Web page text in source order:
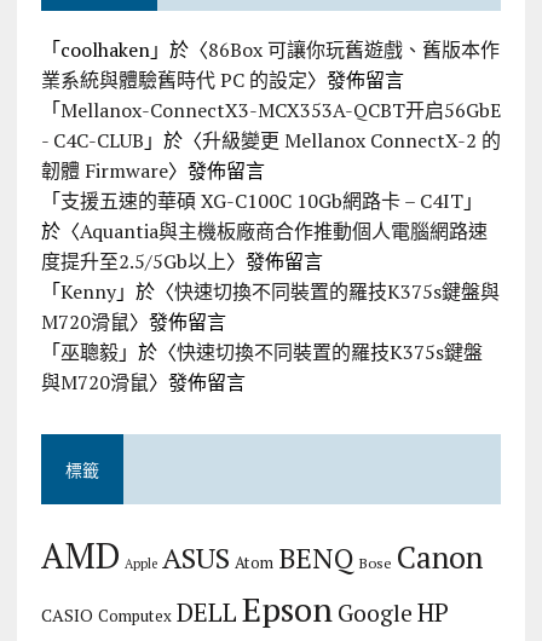
「coolhaken」於〈86Box 可讓你玩舊遊戲、舊版本作
業系統與體驗舊時代 PC 的設定〉發佈留言
「Mellanox-ConnectX3-MCX353A-QCBT开启56GbE
- C4C-CLUB 」於〈升級變更 Mellanox ConnectX-2 的
韌體 Firmware〉發佈留言
「支援五速的華碩 XG-C100C 10Gb網路卡 – C4IT」
於〈Aquantia與主機板廠商合作推動個人電腦網路速
度提升至2.5/5Gb以上〉發佈留言
「Kenny」於〈快速切換不同裝置的羅技K375s鍵盤與
M720滑鼠〉發佈留言
「巫聰毅」於〈快速切換不同裝置的羅技K375s鍵盤
與M720滑鼠〉發佈留言
標籤
AMD Apple ASUS Atom BENQ Bose Canon
CASIO Computex DELLEpson Google HP